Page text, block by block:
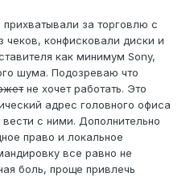
за торговлю с
чеков, конфисковали диски и
как минимум Sony,
шума. Подозреваю что
не хочет работать. Это
адрес головного офиса
с ними. Дополнительно
право и локальное
все равно не
боль, проще привлечь